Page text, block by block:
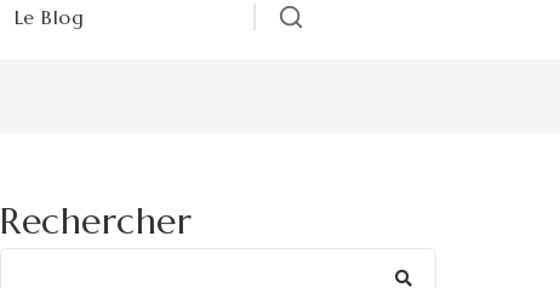
Le Blog
Rechercher